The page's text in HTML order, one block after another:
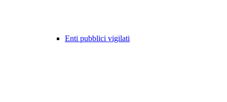
Enti pubblici vigilati